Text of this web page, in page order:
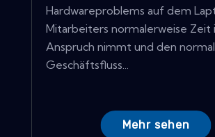
Hardwareproblems auf dem
Mitarbeiters normalerweise Zeit
Anspruch nimmt und den
Geschäftsfluss...
Mehr sehen